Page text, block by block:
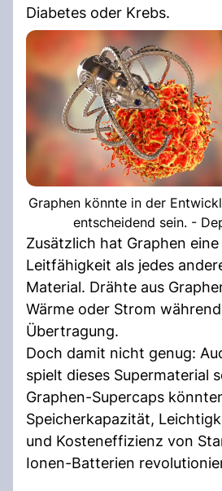
Diabetes oder Krebs.
Graphen könnte in der
entscheidend sein. -
Zusätzlich hat Graphen
Leitfähigkeit als jedes
Material. Drähte aus
Wärme oder Strom
Übertragung.
Doch damit nicht genug:
spielt dieses Supermaterial
Graphen-Supercaps
Speicherkapazität,
und Kosteneffizienz von
Ionen-Batterien